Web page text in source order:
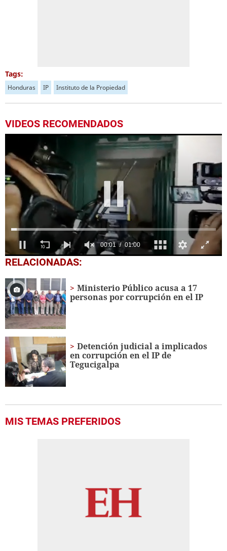
Tags:
Honduras IP Instituto de la Propiedad
VIDEOS RECOMENDADOS
0
seconds
1
minute,
0
RELACIONADAS:
Ministerio Público acusa a 17
personas por corrupción en el IP
Detención judicial a implicados
en corrupción en el IP de
Tegucigalpa
MIS TEMAS PREFERIDOS